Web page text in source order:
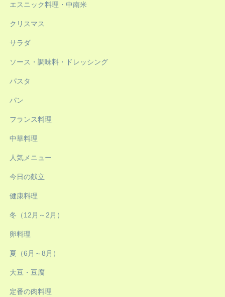
エスニック料理・中南米
クリスマス
サラダ
ソース・調味料・ドレッシング
パスタ
パン
フランス料理
中華料理
人気メニュー
今日の献立
健康料理
冬（12月～2月）
卵料理
夏（6月～8月）
大豆・豆腐
定番の肉料理